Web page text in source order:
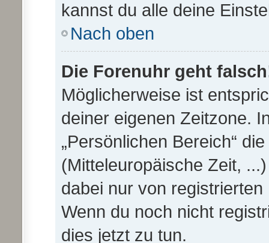
kannst du alle deine
Nach oben
Die Forenuhr geht
Möglicherweise ist
deiner eigenen Zeitzone.
„Persönlichen Bereich“
(Mitteleuropäische Zeit,
dabei nur von
Wenn du noch nicht
dies jetzt zu tun.